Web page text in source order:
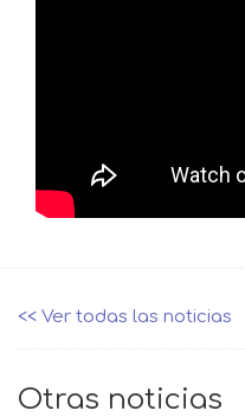
<< Ver todas las noticias
Otras noticias